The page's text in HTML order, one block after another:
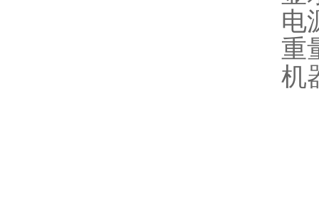
电
重
机